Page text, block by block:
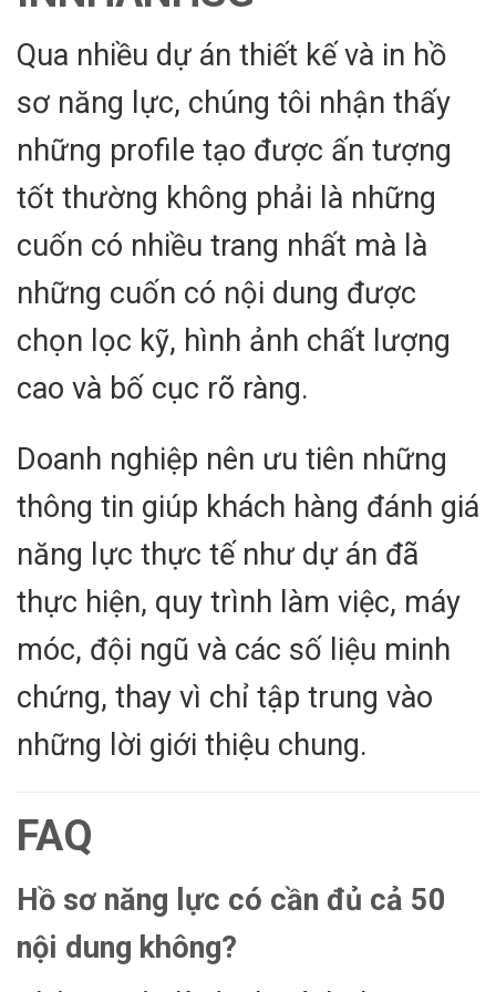
Qua nhiều dự án thiết kế và in hồ
sơ năng lực, chúng tôi nhận thấy
những profile tạo được ấn tượng
tốt thường không phải là những
cuốn có nhiều trang nhất mà là
những cuốn có nội dung được
chọn lọc kỹ, hình ảnh chất lượng
cao và bố cục rõ ràng.
Doanh nghiệp nên ưu tiên những
thông tin giúp khách hàng đánh giá
năng lực thực tế như dự án đã
thực hiện, quy trình làm việc, máy
móc, đội ngũ và các số liệu minh
chứng, thay vì chỉ tập trung vào
những lời giới thiệu chung.
FAQ
Hồ sơ năng lực có cần đủ cả 50
nội dung không?